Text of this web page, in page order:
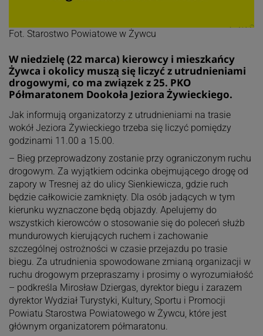
Fot. Starostwo Powiatowe w Żywcu
W niedzielę (22 marca) kierowcy i mieszkańcy
Żywca i okolicy muszą się liczyć z utrudnieniami
drogowymi, co ma związek z 25. PKO
Półmaratonem Dookoła Jeziora Żywieckiego.
Jak informują organizatorzy z utrudnieniami na trasie
wokół Jeziora Żywieckiego trzeba się liczyć pomiędzy
godzinami 11.00 a 15.00.
– Bieg przeprowadzony zostanie przy ograniczonym ruchu
drogowym. Za wyjątkiem odcinka obejmującego drogę od
zapory w Tresnej aż do ulicy Sienkiewicza, gdzie ruch
będzie całkowicie zamknięty. Dla osób jadących w tym
kierunku wyznaczone będą objazdy. Apelujemy do
wszystkich kierowców o stosowanie się do poleceń służb
mundurowych kierujących ruchem i zachowanie
szczególnej ostrożności w czasie przejazdu po trasie
biegu. Za utrudnienia spowodowane zmianą organizacji w
ruchu drogowym przepraszamy i prosimy o wyrozumiałość
– podkreśla Mirosław Dziergas, dyrektor biegu i zarazem
dyrektor Wydział Turystyki, Kultury, Sportu i Promocji
Powiatu Starostwa Powiatowego w Żywcu, które jest
głównym organizatorem półmaratonu.